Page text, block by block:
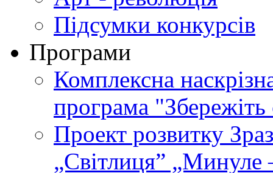
Підсумки конкурсів
Програми
Комплексна
програма
Проект розвитку
„Світлиця” „Минуле